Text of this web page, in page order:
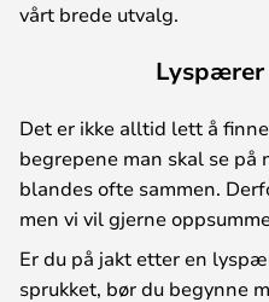
vårt brede utvalg.
Det er ikke alltid lett å
begrepene man skal se
blandes ofte sammen.
men vi vil gjerne
Er du på jakt etter en
sprukket, bør du begynne